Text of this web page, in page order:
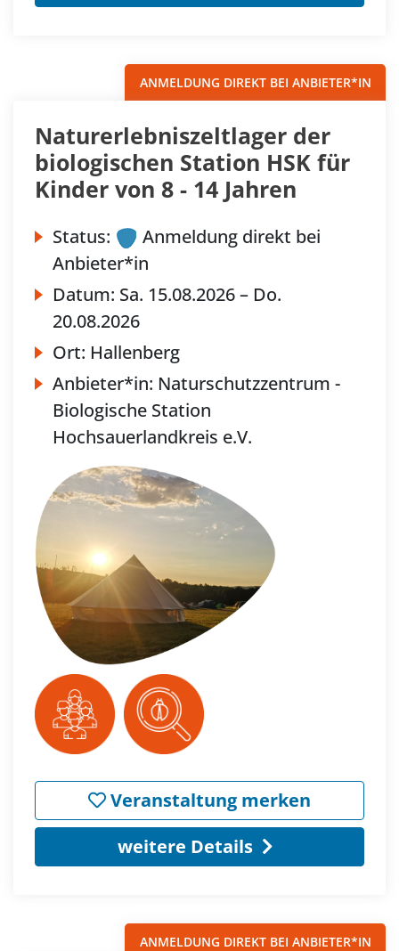
ANMELDUNG DIREKT BEI ANBIETER*IN
Naturerlebniszeltlager der
biologischen Station HSK für
Kinder von 8 - 14 Jahren
Status:
Anmeldung direkt bei
Anbieter*in
Datum: Sa. 15.08.2026 – Do.
20.08.2026
Ort: Hallenberg
Anbieter*in: Naturschutzzentrum -
Biologische Station
Hochsauerlandkreis e.V.
Veranstaltung merken
weitere Details
ANMELDUNG DIREKT BEI ANBIETER*IN